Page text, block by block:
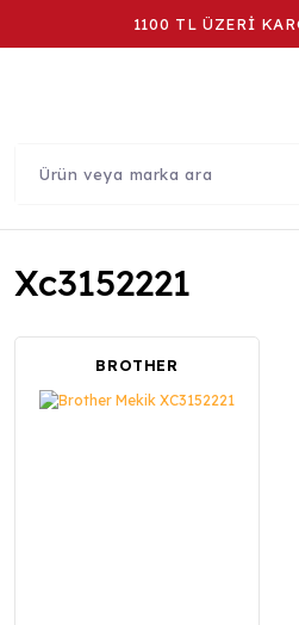
1100 TL ÜZERİ
Xc3152221
BROTHER